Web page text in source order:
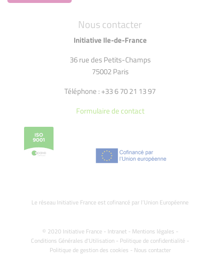
Nous contacter
Initiative Ile-de-France
36 rue des Petits-Champs
75002 Paris
Téléphone : +33 6 70 21 13 97
Formulaire de contact
Le réseau Initiative France est cofinancé par l’Union Européenne
© 2020 Initiative France - Intranet- Mentions légales -
Conditions Générales d'Utilisation - Politique de confidentialité -
Politique de gestion des cookies - Nous contacter